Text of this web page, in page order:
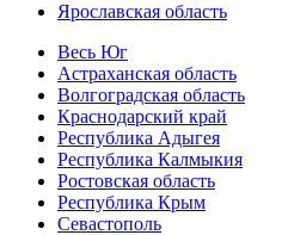
Ярославская область
Весь Юг
Астраханская область
Волгоградская область
Краснодарский край
Республика Адыгея
Республика Калмыкия
Ростовская область
Республика Крым
Севастополь